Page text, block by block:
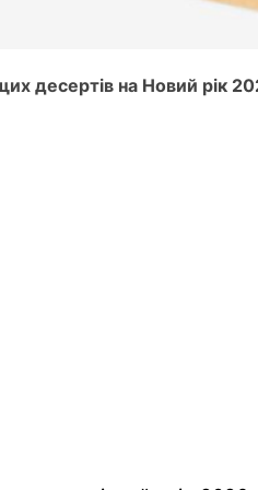
десертів на Новий рік